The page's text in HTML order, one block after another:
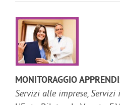
MONITORAGGIO
Servizi alle imprese,